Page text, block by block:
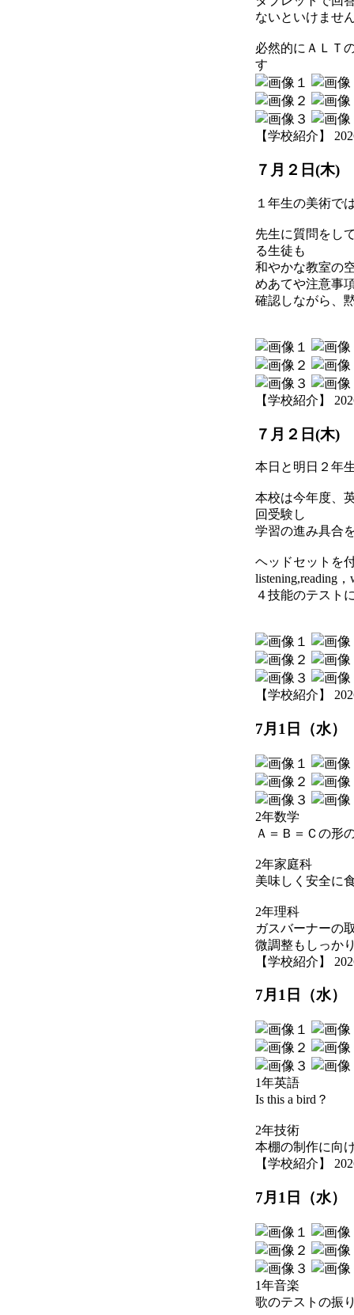
ないといけませ
必然的にＡＬＴ
す
【学校紹介】
７月２日(木)
１年生の美術で
先生に質問をし
る生徒も
和やかな教室の
めあてや注意事
確認しながら、
【学校紹介】
７月２日(木)
本日と明日２年
本校は今年度、
回受験し
学習の進み具合
ヘッドセットを
listening,reading
４技能のテスト
【学校紹介】
7月1日（水
2年数学
Ａ＝Ｂ＝Ｃの形
2年家庭科
美味しく安全に
2年理科
ガスバーナーの
微調整もしっか
【学校紹介】
7月1日（水
1年英語
Is this a bird？
2年技術
本棚の制作に向
【学校紹介】
7月1日（水
1年音楽
歌のテストの振